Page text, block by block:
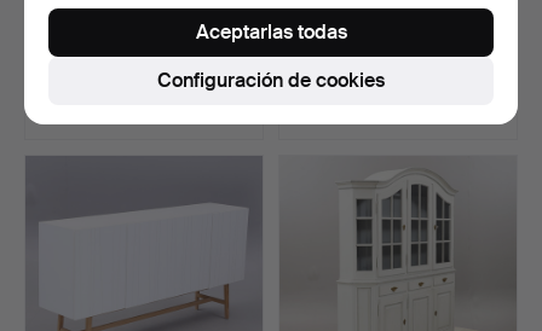
APARADOR, roble,
persiana, mediados del si…
Subastado 8 jun 2026
VITRINA, estilo gustaviano,
K.A Roos, sigl…
Subastado 25 abr 2026
60 pujas
Configuración de cookies
Aceptarlas todas